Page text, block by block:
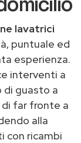
lavatrici
puntuale ed
esperienza.
interventi a
di guasto a
di far fronte a
alla
con ricambi